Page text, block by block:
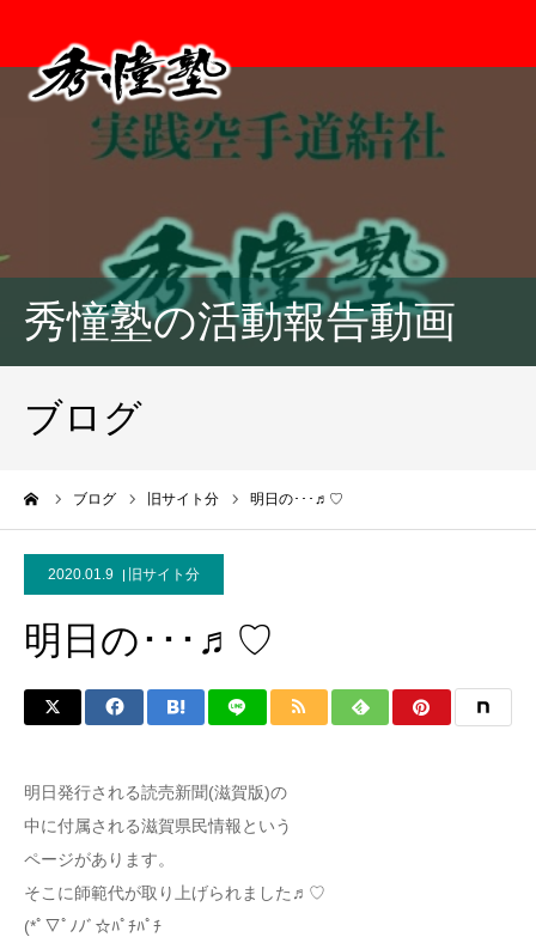
秀憧塾の活動報告動画
ブログ
ブログ 旧サイト分 明日の･･･♬︎♡
2020.01.9 旧サイト分
明日の･･･♬︎♡
明日発行される読売新聞(滋賀版)の
中に付属される滋賀県民情報という
ページがあります。
そこに師範代が取り上げられました♬︎♡
(*ﾟ▽ﾟﾉﾉﾞ☆ﾊﾟﾁﾊﾟﾁ